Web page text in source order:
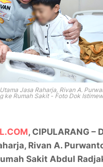
Jasa Raharja, Rivan A.
ke Rumah Sakit - Foto Dok
, CIPULARANG –
Rivan A.
Sakit Abdul